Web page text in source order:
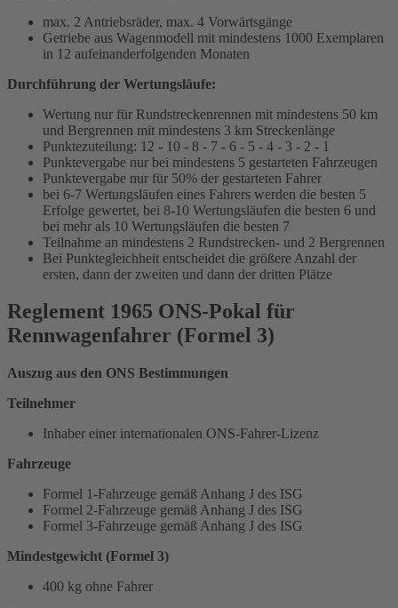
max. 2 Antriebsräder, max. 4 Vorwärtsgänge
Getriebe aus Wagenmodell mit mindestens 1000 Exemplaren
in 12 aufeinanderfolgenden Monaten
Durchführung der Wertungsläufe:
Wertung nur für Rundstreckenrennen mit mindestens 50 km
und Bergrennen mit mindestens 3 km Streckenlänge
Punktezuteilung: 12 - 10 - 8 - 7 - 6 - 5 - 4 - 3 - 2 - 1
Punktevergabe nur bei mindestens 5 gestarteten Fahrzeugen
Punktevergabe nur für 50% der gestarteten Fahrer
bei 6-7 Wertungsläufen eines Fahrers werden die besten 5
Erfolge gewertet, bei 8-10 Wertungsläufen die besten 6 und
bei mehr als 10 Wertungsläufen die besten 7
Teilnahme an mindestens 2 Rundstrecken- und 2 Bergrennen
Bei Punktegleichheit entscheidet die größere Anzahl der
ersten, dann der zweiten und dann der dritten Plätze
Reglement 1965 ONS-Pokal für
Rennwagenfahrer (Formel 3)
Auszug aus den ONS Bestimmungen
Teilnehmer
Inhaber einer internationalen ONS-Fahrer-Lizenz
Fahrzeuge
Formel 1-Fahrzeuge gemäß Anhang J des ISG
Formel 2-Fahrzeuge gemäß Anhang J des ISG
Formel 3-Fahrzeuge gemäß Anhang J des ISG
Mindestgewicht (Formel 3)
400 kg ohne Fahrer